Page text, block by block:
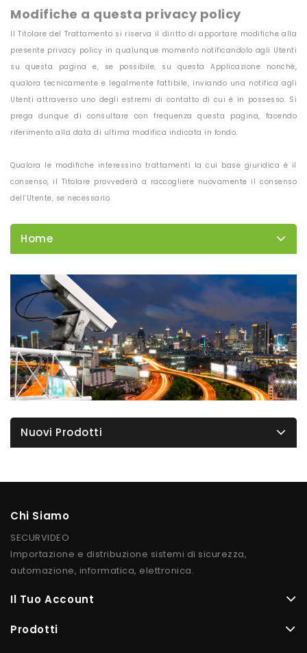
Modifiche a questa privacy policy
Il Titolare del Trattamento si riserva il diritto di apportare modifiche alla
presente privacy policy in qualunque momento notificandolo agli Utenti
su questa pagina e, se possibile, su questa Applicazione nonché,
qualora tecnicamente e legalmente fattibile, inviando una notifica agli
Utenti attraverso uno degli estremi di contatto di cui è in possesso. Si
prega dunque di consultare con frequenza questa pagina, facendo
riferimento alla data di ultima modifica indicata in fondo.
Qualora le modifiche interessino trattamenti la cui base giuridica è il
consenso, il Titolare provvederà a raccogliere nuovamente il consenso
dell’Utente, se necessario.
Home
Nuovi Prodotti
Chi Siamo
SECURVIDEO
Importazione e distribuzione sistemi di sicurezza,
automazione, informatica, elettronica.
Il Tuo Account
Prodotti